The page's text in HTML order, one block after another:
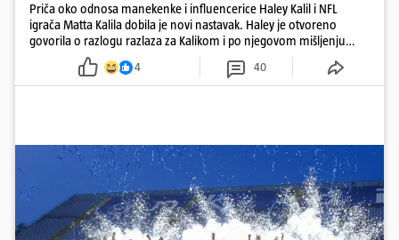
Priča oko odnosa manekenke i influencerice Haley Kalil i NFL
igrača Matta Kalila dobila je novi nastavak. Haley je otvoreno
govorila o razlogu razlaza za Kalikom i po njegovom mišljenju
prešla granicu dobrog ukusa
4 40